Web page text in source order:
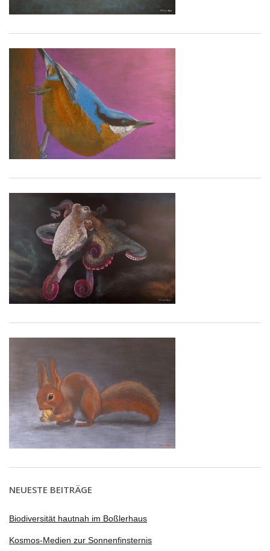
NEUESTE BEITRÄGE
Biodiversität hautnah im Boßlerhaus
Kosmos-Medien zur Sonnenfinsternis